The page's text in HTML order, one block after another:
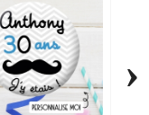
›